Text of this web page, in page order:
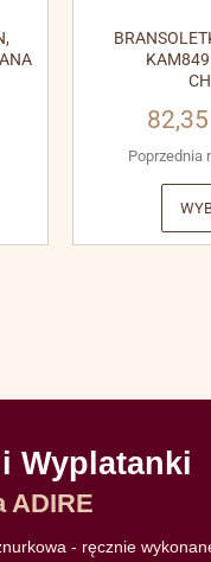
82,35
Poprzednia
Wyplatanki
ADIRE
- ręcznie